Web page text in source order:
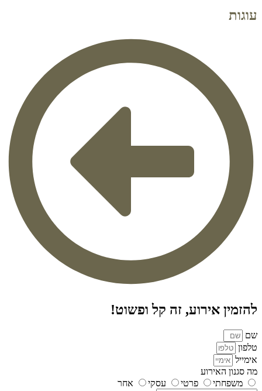
עוגות
להזמין אירוע, זה קל ופשוט!
שם
טלפון
אימייל
מה סגנון האירוע
משפחתי
פרטי עסקי אחר